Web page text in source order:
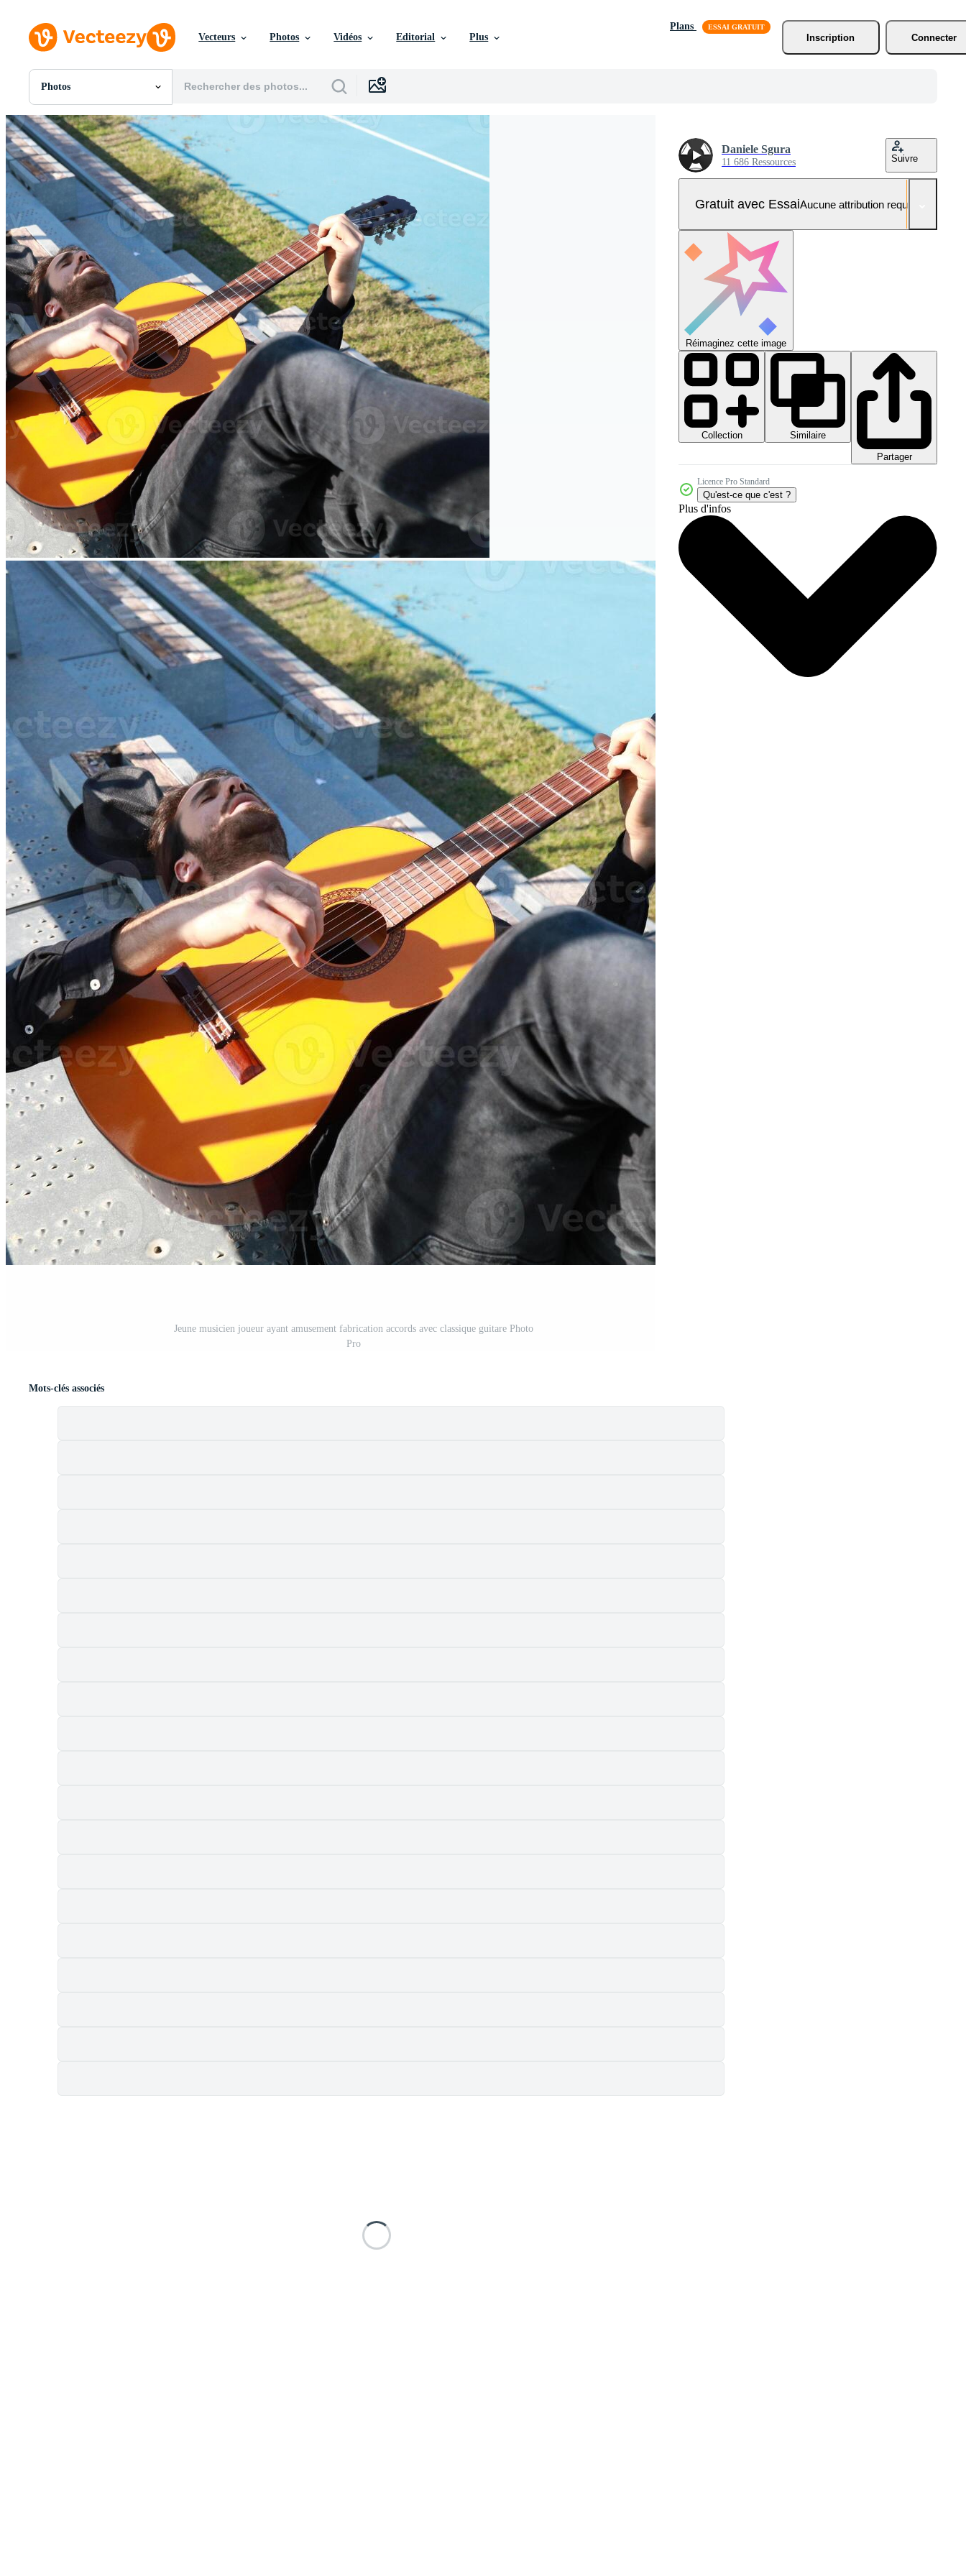
Vecteurs Photos Vidéos Editorial Plus
Plans
Inscription
Connecter
Photos
Toutes Images
Photos
PNGs
PSDs
SVGs
Modèles
Vecteurs
Motion graphics
Images Éditoriales
Événements Éditoriaux
Jeune musicien joueur ayant amusement fabrication accords avec classique guitare Photo
Pro
Daniele Sgura
11 686 Ressources Suivre
Gratuit avec EssaiAucune attribution requise
Réimaginez cette image
Collection
Similaire
Partager
Licence Pro Standard
Qu'est-ce que c'est ?
Plus d'infos
Mots-clés associés